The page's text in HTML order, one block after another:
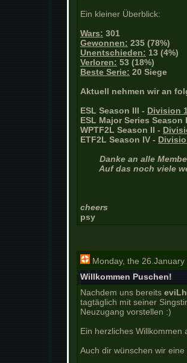
Ein kleiner Überblick:
Wars: 301
Gewonnen: 235 (78%)
Unentschieden: 13 (4%)
Verloren: 53 (18%)
Beste Serie: 20 Siege
Aktuell nehmen wir an
ESL Season III - Division
ESL Major Series Season
WPTF2L Season II -
ETF2L Season IV -
Danke an alle
Auf das noch viele
cheers
psy
Monday, the
Willkommen Puschen!
Nachdem uns bereits
tagtäglich mit seiner
Neuzugang vorstellen :)
Ein herzliches Willkommen
Auch dir wünschen wir